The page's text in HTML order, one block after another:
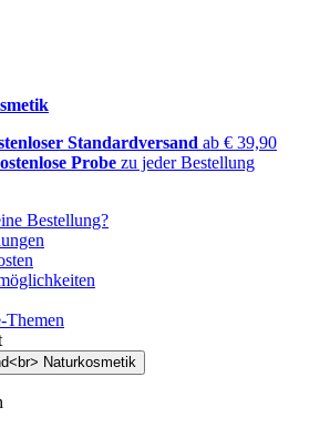
Standardversand ab € 39,90
Probe zu jeder Bestellung
Bestellung?